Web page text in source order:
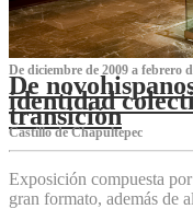
De diciembre de 2009 a febrero
De
identidad
transición
Castillo de Chapultepec
Exposición compuesta
gran formato, además de